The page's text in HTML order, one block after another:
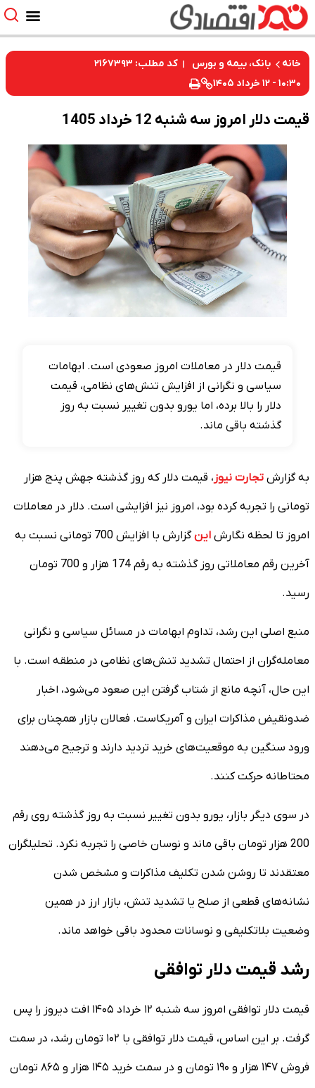
خانه بانک، بیمه و بورس
کد مطلب: ۲۱۶۷۳۹۳
۱۰:۳۰ - ۱۲ خرداد ۱۴۰۵
قیمت دلار امروز سه شنبه 12 خرداد 1405
قیمت دلار در معاملات امروز صعودی است. ابهامات
سیاسی و نگرانی از افزایش تنش‌های نظامی، قیمت
دلار را بالا برده، اما یورو بدون تغییر نسبت به روز
گذشته باقی ماند.
به گزارش تجارت نیوز ، قیمت دلار که روز گذشته جهش پنج هزار
تومانی را تجربه کرده بود، امروز نیز افزایشی است. دلار در معاملات
امروز تا لحظه نگارش این گزارش با افزایش 700 تومانی نسبت به
آخرین رقم معاملاتی روز گذشته به رقم 174 هزار و 700 تومان
رسید.
منبع اصلی این رشد، تداوم ابهامات در مسائل سیاسی و نگرانی
معامله‌گران از احتمال تشدید تنش‌های نظامی در منطقه است. با
این حال، آنچه مانع از شتاب گرفتن این صعود می‌شود، اخبار
ضدونقیض مذاکرات ایران و آمریکاست. فعالان بازار همچنان برای
ورود سنگین به موقعیت‌های خرید تردید دارند و ترجیح می‌دهند
محتاطانه حرکت کنند.
در سوی دیگر بازار، یورو بدون تغییر نسبت به روز گذشته روی رقم
200 هزار تومان باقی ماند و نوسان خاصی را تجربه نکرد. تحلیلگران
معتقدند تا روشن شدن تکلیف مذاکرات و مشخص شدن
نشانه‌های قطعی از صلح یا تشدید تنش، بازار ارز در همین
وضعیت بلاتکلیفی و نوسانات محدود باقی خواهد ماند.
رشد قیمت دلار توافقی
قیمت دلار توافقی امروز سه شنبه ۱۲ خرداد ۱۴۰۵ افت دیروز را پس
گرفت. بر این اساس، قیمت دلار توافقی با ۱۰۲ تومان رشد، در سمت
فروش ۱۴۷ هزار و ۱۹۰ تومان و در سمت خرید ۱۴۵ هزار و ۸۶۵ تومان